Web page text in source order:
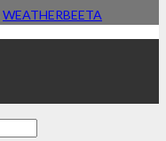
WEATHERBEETA